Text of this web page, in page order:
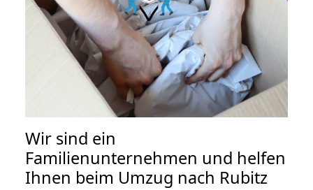
Wir sind ein
Familienunternehmen und helfen
Ihnen beim Umzug nach Rubitz